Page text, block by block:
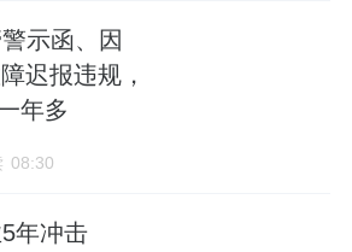
示函、因
迟报违规，
年多
08:30
5年冲击